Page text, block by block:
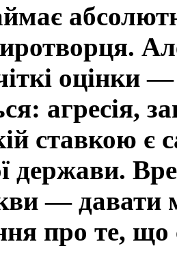
оцінки
агресія,
ставкою є
держави.
— давати
про те,